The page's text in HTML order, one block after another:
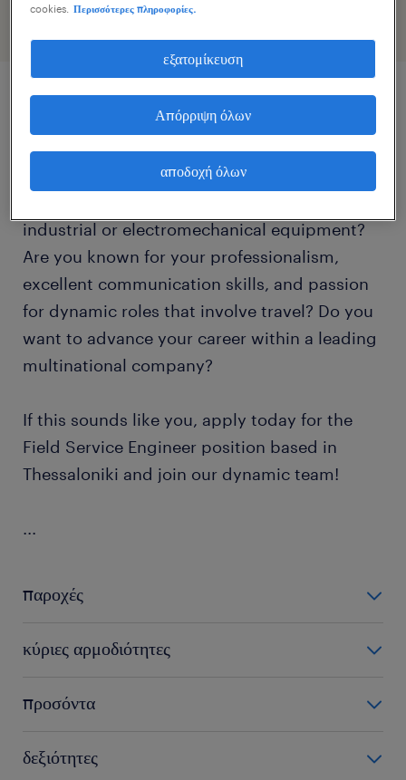
περιγραφή εργασίας
Do you have hands-on experience in the
industrial or electromechanical equipment?
Are you known for your professionalism,
excellent communication skills, and passion
for dynamic roles that involve travel? Do you
want to advance your career within a leading
multinational company?
If this sounds like you, apply today for the
Field Service Engineer position based in
Thessaloniki and join our dynamic team!
...
παροχές
offers:
Highly competitive salary per month.
and all business travel/accommodation
κύριες αρμοδιότητες
responsibilities will include:
Installing, commissioning, performing
προσόντα
should have:
δεξιότητες
cookies.
Περισσότερες πληροφορίες.
εξατομίκευση
Απόρριψη όλων
αποδοχή όλων